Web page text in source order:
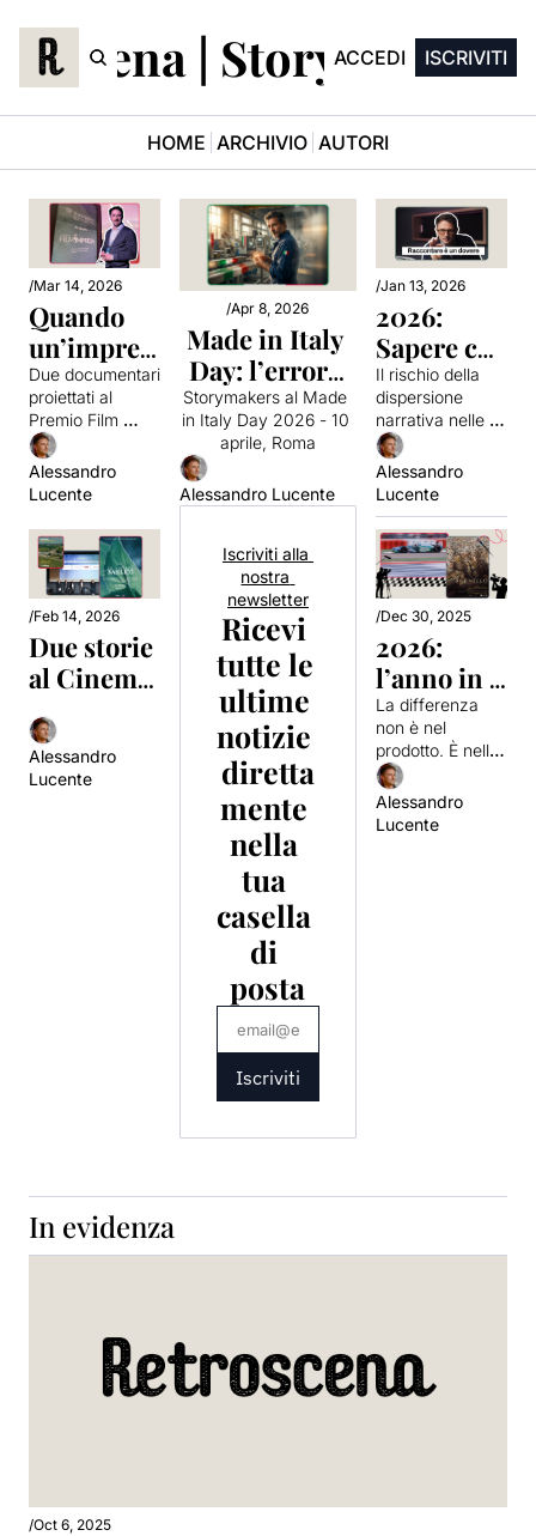
| Storymakers
ACCEDI ISCRIVITI
HOME ARCHIVIO AUTORI
/Mar 14, 2026
Quando
un’impres
a arriva al
cinema
Due documentari
proiettati al
Premio Film
Impresa e
alcune
osservazioni su
riesce a restituire
il lavoro delle
imprese.
Alessandro
Lucente
/Feb 14, 2026
Due storie
al Cinema
Quattro
Fontane.
Vi
Alessandro
Lucente
/Apr 8, 2026
Made in Italy
Day: l’errore
che stanno
facendo quasi
tutte le
aziende
Storymakers al Made
in Italy Day 2026 - 10
aprile, Roma
Alessandro Lucente
Iscriviti alla
nostra
newsletter
Ricevi
tutte le
ultime
notizie
diretta
mente
nella
tua
casella
di
posta
Iscriviti
/Jan 13, 2026
2026:
Sapere chi
sei prima
di
scegliere
dove
andare
Il rischio della
dispersione
narrativa nelle
aziende
strutturate.
Alessandro
Lucente
/Dec 30, 2025
2026:
l’anno in
cui i
document
ari
industriali
diventano
La differenza
non è nel
prodotto. È nella
narrazione che
lo sostiene.
Alessandro
Lucente
In evidenza
/Oct 6, 2025